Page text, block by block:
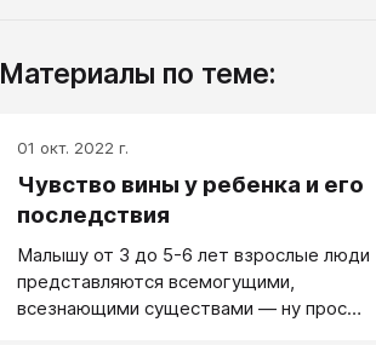
Материалы по теме:
01 окт. 2022 г.
Чувство вины у ребенка и его
последствия
Малышу от 3 до 5-6 лет взрослые люди
представляются всемогущими,
всезнающими существами ― ну просто